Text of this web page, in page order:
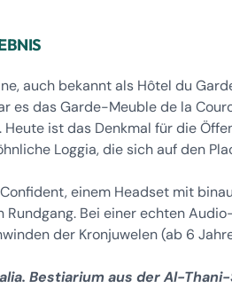
auch bekannt als Hôtel du
es das Garde-Meuble de la
ist das Denkmal für die
Loggia, die sich auf den
einem Headset mit
Bei einer echten
der Kronjuwelen (ab 6
Bestiarium aus der Al-